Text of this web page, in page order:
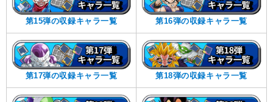
第15弾の収録キャラ一覧 第16弾の収録キャラ一覧
第17弾の収録キャラ一覧 第18弾の収録キャラ一覧